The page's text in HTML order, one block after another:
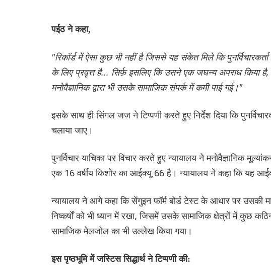
पईठ ने कहा,
"रिकॉर्ड में ऐसा कुछ भी नहीं है जिससे यह संकेत मिले कि
के लिए प्रवृत्त है... सिर्फ़ इसलिए कि उसने एक जघन्य अपराध किया
मनोवैज्ञानिक द्वारा भी उसके सामाजिक संपर्क में कमी पाई गई।"
इसके साथ ही सिंगल जज ने टिप्पणी करते हुए निर्देश दिया कि
चलाया जाए।
पुनर्विचार याचिका पर विचार करते हुए न्यायालय ने मनोवैज्ञानिक
एक 16 वर्षीय किशोर का आईक्यू 66 है। न्यायालय ने कहा कि यह
न्यायालय ने आगे कहा कि सेंगुइन फॉर्म बोर्ड टेस्ट के आधार पर उसकी
निष्कर्षों को भी ध्यान में रखा, जिसमें उसके सामाजिक क्षेत्रों में कुछ
सामाजिक मेलजोल का भी उल्लेख किया गया।
इस पृष्ठभूमि में जस्टिस सिद्धार्थ ने टिप्पणी की: